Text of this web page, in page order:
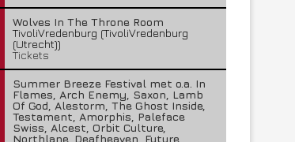
Wolves In The Throne Room
TivoliVredenburg (TivoliVredenburg
(Utrecht))
Tickets
Summer Breeze Festival met o.a. In
Flames, Arch Enemy, Saxon, Lamb
Of God, Alestorm, The Ghost Inside,
Testament, Amorphis, Paleface
Swiss, Alcest, Orbit Culture,
Northlane, Deafheaven, Future